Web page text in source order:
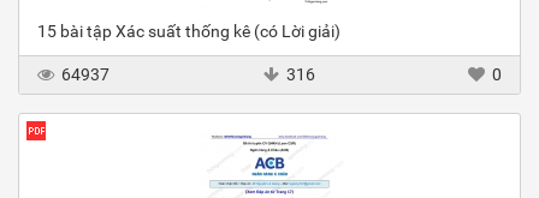
15 bài tập Xác suất thống kê (có Lời giải)
64937 316 0